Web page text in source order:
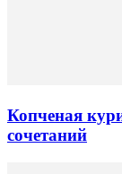
Копченая
сочетаний